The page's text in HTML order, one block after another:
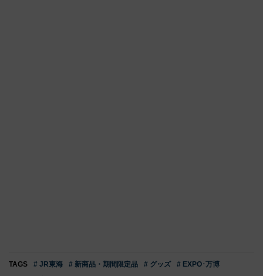
TAGS # JR東海 # 新商品・期間限定品 # グッズ
# EXPO･万博